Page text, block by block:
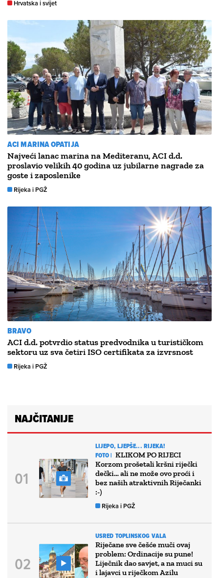
Hrvatska i svijet
ACI MARINA OPATIJA
Najveći lanac marina na Mediteranu, ACI d.d.
proslavio velikih 40 godina uz jubilarne nagrade za
goste i zaposlenike
Rijeka i PGŽ
BRAVO
ACI d.d. potvrdio status predvodnika u turističkom
sektoru uz sva četiri ISO certifikata za izvrsnost
Rijeka i PGŽ
NAJČITANIJE
LIJEPO, LJEPŠE... RIJEKA!
FOTO | KLIKOM PO RIJECI
Korzom prošetali kršni riječki
dečki… ali ne može ovo proći i
bez naših atraktivnih Riječanki
:-)
Rijeka i PGŽ
USRED TOPLINSKOG VALA
Riječane sve češće muči ovaj
problem: Ordinacije su pune!
Liječnik dao savjet, a na muci su
i lajavci u riječkom Azilu